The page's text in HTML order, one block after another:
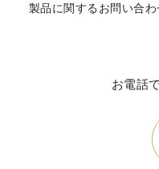
製品に関するお問い合
お電話